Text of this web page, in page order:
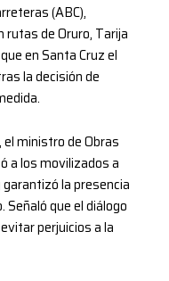
(ABC),
de Oruro, Tarija
en Santa Cruz el
la decisión de
ministro de Obras
a los movilizados a
la presencia
que el diálogo
perjuicios a la